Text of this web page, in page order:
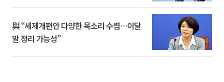
與 “세제개편안 다양한 목소리 수렴…이달
말 정리 가능성”